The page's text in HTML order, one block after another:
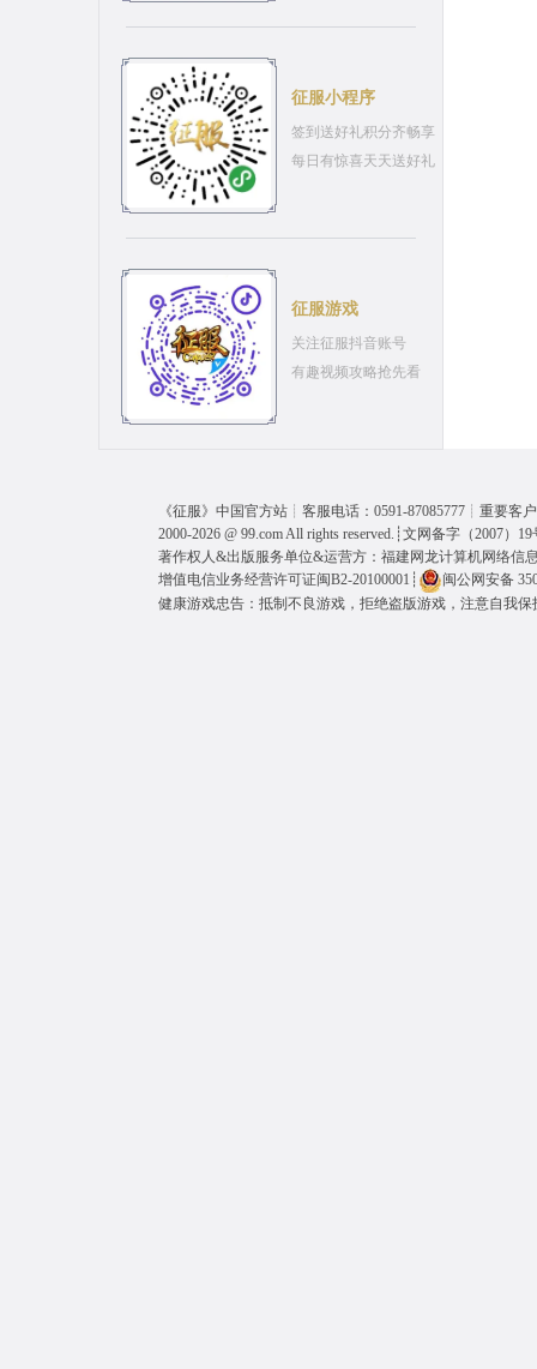
征服小程序
签到送好礼积分齐畅享
每日有惊喜天天送好礼
征服游戏
关注征服抖音账号
有趣视频攻略抢先看
《征服》中国官方站┊客服电话：0591-87085777┊重要客
2000-2026 @ 99.comAll rights reserved.┊ 文网备字（2007）19
著作权人&出版服务单位&运营方：福建网龙计算机网络信
增值电信业务经营许可证闽B2-20100001 ┊
闽公网安备
健康游戏忠告：抵制不良游戏，拒绝盗版游戏，注意自我